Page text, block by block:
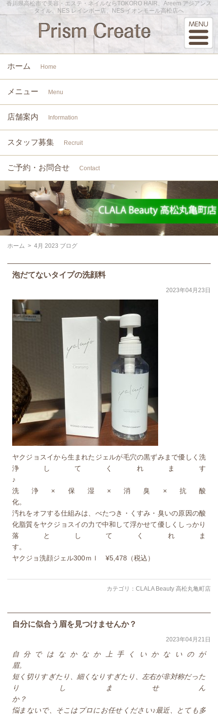
香川県高松市で美容・エステ・ネイルならTOKORO HAIR、Areem アジアンス
タイル、NES レインボー店、NES イオンモール高松店へ
ホーム Home
メニュー Menu
店舗案内 Information
スタッフ募集 Recruit
ご予約・お問合せ Contact
ホーム > 4月 2023 ブログ
泡だてないタイプの洗顔料
2023年04月23日
ヤクジョスイから生まれたジェルが毛穴の黒ずみまで優しく洗
浄してくれます
洗浄×保湿×消臭×抗酸
汚れをオフする仕組みは、べたつき・くすみ・臭いの原因の酸
化脂質をヤクジョスイの力で中和して浮かせて優しくしっかり
落としてくれま
ヤクジョ洗顔ジェル300ｍｌ ¥5,478（税込）
カテゴリ： CLALA Beauty 高松丸亀町店
自分に似合う眉を見つけませんか？
2023年04月21日
自分ではなかなか上手くいかないのが
短く切りすぎたり、細くなりすぎたり、左右が非対称だった
りしません
か
悩まないで、そこはプロにお任せください♪最近、とても多